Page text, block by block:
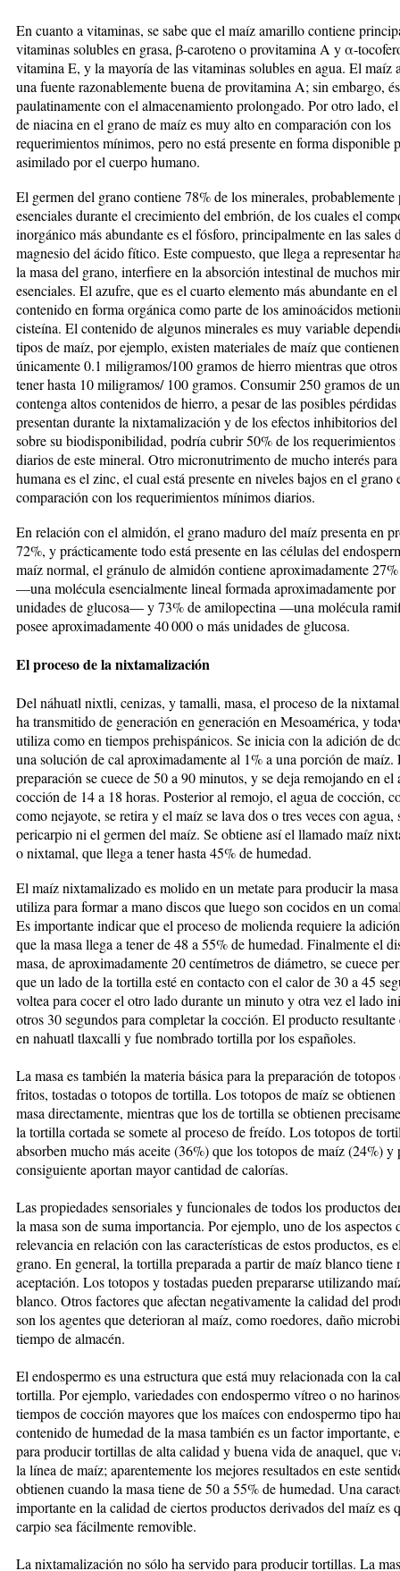
En cuanto a vitaminas, se sabe que el maíz amarillo con­tiene
vitaminas solubles en grasa, β-ca­roteno o provitamina A y α-
vitamina E, y la ma­yoría de las vitaminas solubles en agua. El maíz
una fuente razonablemente buena de provitamina A; sin embargo,
paulatinamente con el almace­namiento prolongado. Por otro lado,
de nia­ci­na en el grano de maíz es muy alto en comparación con los
requerimientos mínimos, pero no está presente en for­ma disponible
asimilado por el cuerpo humano.
El germen del grano contiene 78% de los minerales, pro­bablemente
esenciales durante el creci­mien­to del embrión, de los cuales el
inorgáni­co más abundante es el fósforo, principalmente en las ­sales
magnesio del ácido fítico. Este compuesto, que llega a representar
la masa del grano, in­ter­fiere en la absorción intestinal de muchos
esen­ciales. El azufre, que es el cuarto elemento más abun­dante en
contenido en forma orgánica como parte de los aminoácidos
cisteína. El contenido de algunos minerales es muy variable
tipos de maíz, por ejemplo, existen materiales de maíz que contienen
únicamente 0.1 miligramos/100 gramos de hie­rro mientras que
tener hasta 10 miligramos/ 100 gramos. Consumir 250 gramos de
conten­ga altos contenidos de hierro, a pesar de las po­sibles pérdi­das
presentan durante la nixtamalización y de los efec­tos inhibitorios
sobre su biodisponibili­dad, podría cubrir 50% de los
dia­rios de este mineral. Otro micronutri­mento de mucho interés
humana es el zinc, el cual está pre­sen­te en niveles bajos en el grano
comparación con los requerimientos mínimos diarios.
En relación con el almidón, el grano maduro del maíz presenta en
72%, y prácticamente todo está pre­sente en las células del
maíz normal, el gránulo de almidón contiene aproximadamente
—una molécula esencialmente lineal formada apro­ximadamente por
unidades de glucosa— y 73% de amilopectina —una molécula
posee apro­ximadamente 40 000 o más unidades de glucosa.
El proceso de la nixtamalización
Del náhuatl nixtli, cenizas, y tamalli, masa, el proceso de la
ha transmitido de generación en ge­ne­ración en Mesoamérica, y
utiliza como en tiem­pos prehispánicos. Se inicia con la adición de
una solución de cal aproximadamente al 1% a una por­ción de maíz.
preparación se cuece de 50 a 90 minutos, y se deja remojando en el
cocción de 14 a 18 ho­ras. Posterior al remojo, el agua de cocción,
como nejayote, se retira y el maíz se lava dos o tres veces con agua,
pericarpio ni el germen del maíz. Se ob­tiene así el llamado maíz
o nixtamal, que lle­ga a tener hasta 45% de humedad.
El maíz nixtamalizado es molido en un metate para pro­ducir la
utiliza para formar a mano discos que luego son cocidos en un
Es importante in­dicar que el proceso de molienda requiere la
que la masa llega a tener de 48 a 55% de humedad. Finalmente el
masa, de aproximadamente 20 cen­tímetros de diámetro, se cuece
que un lado de la tortilla esté en contacto con el calor de 30 a 45
voltea para cocer el otro lado durante un minuto y otra vez el lado
otros 30 segundos para completar la cocción. El producto resultante
en nahuatl tlax­calli y fue nombrado tortilla por los españoles.
La masa es también la materia básica para la preparación de
fritos, tostadas o totopos de torti­lla. Los totopos de maíz se
masa directa­mente, mientras que los de tortilla se obtienen
la tortilla cortada se somete al proceso de freído. Los totopos de
absorben mucho más aceite (36%) que los totopos de maíz (24%) y
consiguiente aportan mayor cantidad de calorías.
Las propiedades sensoriales y funcionales de todos los productos
la masa son de suma importancia. Por ejemplo, uno de los aspectos
relevancia en re­lación con las características de estos productos, es
grano. En general, la tortilla preparada a partir de maíz blanco tiene
aceptación. Los totopos y tostadas pue­den prepararse utilizando
blanco. Otros fac­tores que afectan negativamente la calidad del
son los agentes que deterioran al maíz, como roedores, daño
tiempo de almacén.
El endospermo es una estructura que está muy rela­cio­nada con la
tortilla. Por ejemplo, variedades con endospermo vítreo o no
tiem­pos de cocción mayores que los maíces con endospermo tipo
contenido de humedad de la masa tam­bién es un factor importante,
para producir tortillas de alta calidad y buena vida de anaquel, que
la línea de maíz; aparentemente los mejores resultados en este
obtienen cuando la masa tiene de 50 a 55% de humedad. Una
importante en la cali­dad de ciertos productos derivados del maíz es
carpio sea fácilmente removible.
La nixtamalización no sólo ha servido para producir tor­tillas. La